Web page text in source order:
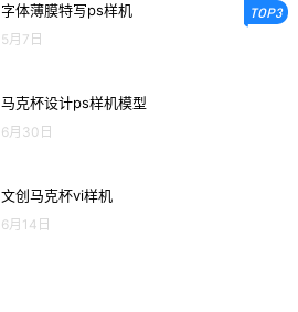
字体薄膜特写ps样机
5月7日
马克杯设计ps样机模型
6月30日
文创马克杯vi样机
6月14日
TOP3